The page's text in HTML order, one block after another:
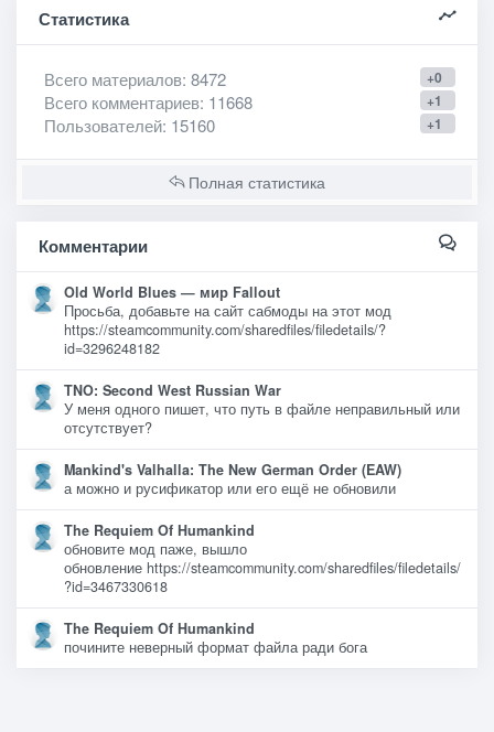
Статистика
+0
Всего материалов: 8472
+1
Всего комментариев: 11668
+1
Пользователей: 15160
Полная статистика
Комментарии
Old World Blues — мир Fallout
Просьба, добавьте на сайт сабмоды на этот мод
https://steamcommunity.com/sharedfiles/filedetails/?
id=3296248182
TNO: Second West Russian War
У меня одного пишет, что путь в файле неправильный или
отсутствует?
Mankind's Valhalla: The New German Order (EAW)
а можно и русификатор или его ещё не обновили
The Requiem Of Humankind
обновите мод паже, вышло
обновление https://steamcommunity.com/sharedfiles/filedetails/
?id=3467330618
The Requiem Of Humankind
почините неверный формат файла ради бога